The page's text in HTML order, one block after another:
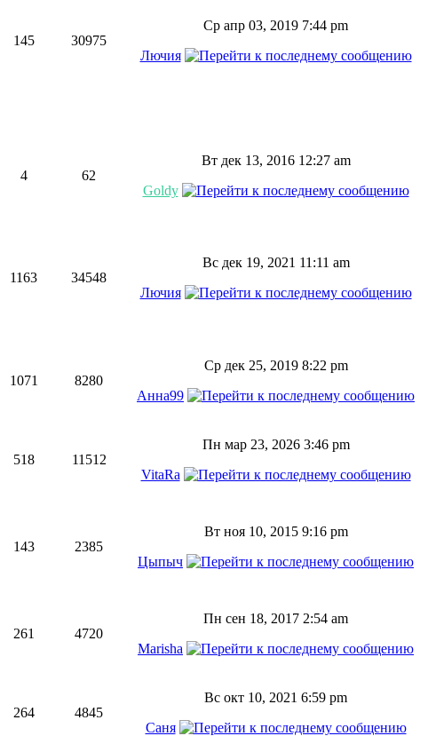
145 30975
Ср апр 03, 2019 7:44 pm
Лючия
4 62
Вт дек 13, 2016 12:27 am
Goldy
1163 34548
Вс дек 19, 2021 11:11 am
Лючия
1071 8280
Ср дек 25, 2019 8:22 pm
Анна99
518 11512
Пн мар 23, 2026 3:46 pm
VitaRa
143 2385
Вт ноя 10, 2015 9:16 pm
Цыпыч
261 4720
Пн сен 18, 2017 2:54 am
Marisha
264 4845
Вс окт 10, 2021 6:59 pm
Саня